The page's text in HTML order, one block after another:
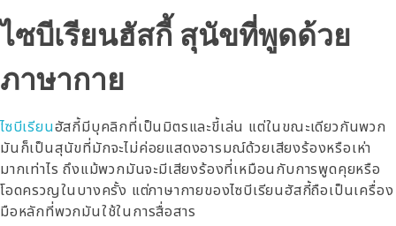
ไซบีเรียนฮัสกี้ สุนัขที่พูดด้วย
ภาษากาย
ไซบีเรียนฮัสกี้มีบุคลิกที่เป็นมิตรและขี้เล่น แต่ในขณะเดียวกันพวก
มันก็เป็นสุนัขที่มักจะไม่ค่อยแสดงอารมณ์ด้วยเสียงร้องหรือเห่า
มากเท่าไร ถึงแม้พวกมันจะมีเสียงร้องที่เหมือนกับการพูดคุยหรือ
โอดครวญในบางครั้ง แต่ภาษากายของไซบีเรียนฮัสกี้ถือเป็นเครื่อง
มือหลักที่พวกมันใช้ในการสื่อสาร